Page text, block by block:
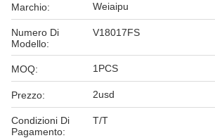
Marchio: Weiaipu
Numero Di
Modello:
V18017FS
MOQ: 1PCS
Prezzo: 2usd
Condizioni Di
Pagamento:
T/T